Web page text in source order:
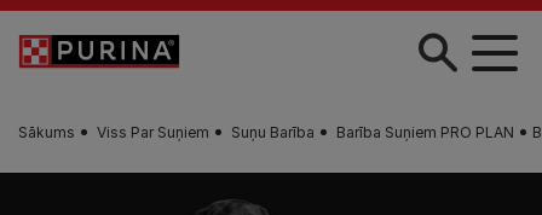
Skip to main content
Sākums Viss Par Suņiem Suņu Barība Barība Suņiem PRO PLAN